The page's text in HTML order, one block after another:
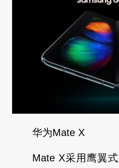
华为Mate X
Mate X采用鹰翼